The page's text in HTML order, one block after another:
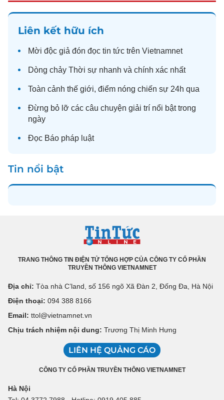
Liên kết hữu ích
Mời độc giả đón đọc tin tức trên Vietnamnet
Dòng chảy Thời sự nhanh và chính xác nhất
Toàn cảnh thế giới, điểm nóng chiến sự 24h qua
Đừng bỏ lỡ các câu chuyện giải trí nổi bật trong
ngày
Đọc Báo pháp luật
Tin nổi bật
TRANG THÔNG TIN ĐIỆN TỬ TỔNG HỢP CỦA CÔNG TY CỔ PHẦN
TRUYỀN THÔNG VIETNAMNET
Địa chỉ: Tòa nhà C’land, số 156 ngõ Xã Đàn 2, Đống Đa, Hà Nội
Điện thoại: 094 388 8166
Email: ttol@vietnamnet.vn
Chịu trách nhiệm nội dung: Trương Thị Minh Hưng
LIÊN HỆ QUẢNG CÁO
CÔNG TY CỔ PHẦN TRUYỀN THÔNG VIETNAMNET
Hà Nội